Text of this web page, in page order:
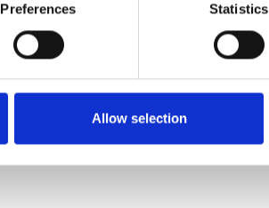
Preferences Statistics
Allow selection